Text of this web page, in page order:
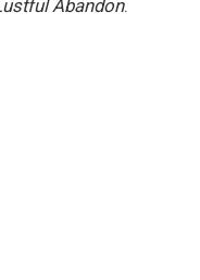
Abandon.